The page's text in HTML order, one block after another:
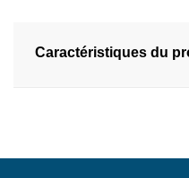
Caractéristiques du